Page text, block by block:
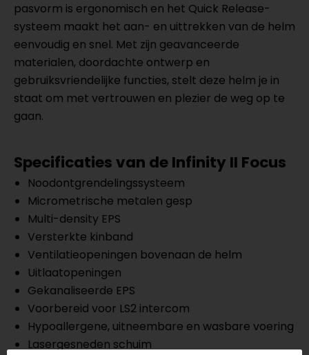
pasvorm is ergonomisch en het Quick Release-
systeem maakt het aan- en uittrekken van de helm
eenvoudig en snel. Met zijn geavanceerde
materialen, doordachte ontwerp en
gebruiksvriendelijke functies, stelt deze helm je in
staat om met vertrouwen en plezier de weg op te
gaan.
Specificaties van de Infinity II Focus
Noodontgrendelingssysteem
Micrometrische metalen gesp
Multi-density EPS
Versterkte kinband
Ventilatieopeningen bovenaan de helm
Uitlaatopeningen
Gekanaliseerde EPS
Voorbereid voor LS2 intercom
Hypoallergene, uitneembare en wasbare voering
Lasergesneden schuim